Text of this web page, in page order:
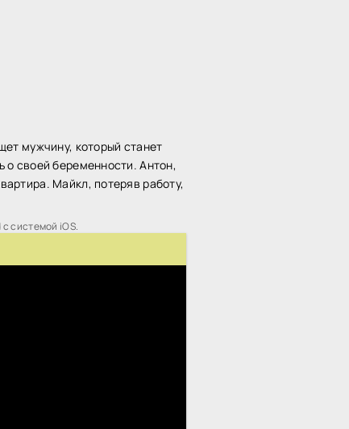
мужчину, который станет
о своей беременности. Антон,
Майкл, потеряв работу,
системой iOS.